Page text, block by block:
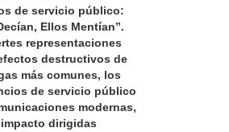
de servicio público:
Ellos Mentían”.
representaciones
destructivos de
más comunes, los
de servicio público
modernas,
dirigidas